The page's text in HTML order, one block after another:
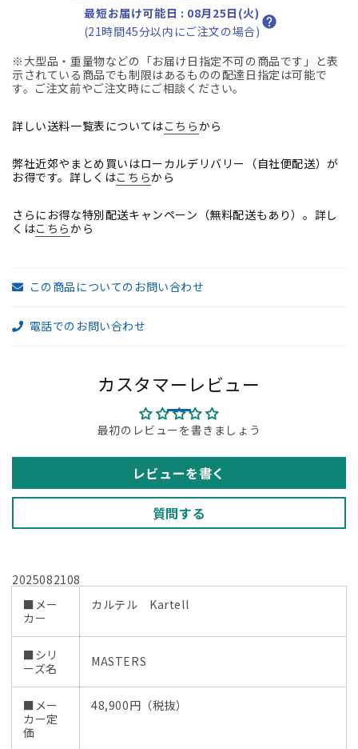
2025082108
【中
古
フ
ス
家
の
数
減
す
幅
530
【中
古
フ
ス
家
の
増
す
最短お届け可能日 : 08月25日(火)
(21時間45分以内にご注文の場合)
※大型品・重量物などの「お届け日指定不可の商品です」と表
示されている商品でも制限はあるものの配達日指定は可能で
す。ご注文前やご注文時にご相談ください。
詳しい送料一覧表についてはこちらから
弊社近郊やまとめ買いはローカルデリバリー（自社便配送）が
お得です。詳しくはこちらから
さらにお得な特別配送キャンペーン（無料配送もあり）。詳し
くはこちらから
この商品についてのお問い合わせ
電話でのお問い合わせ
カスタマーレビュー
最初のレビューを書きましょう
レビューを書く
質問する
2025082108
■メー
カー
カルテル Kartell
■シリ
ーズ名
MASTERS
■メー
カー定
価
48,900円（税抜）